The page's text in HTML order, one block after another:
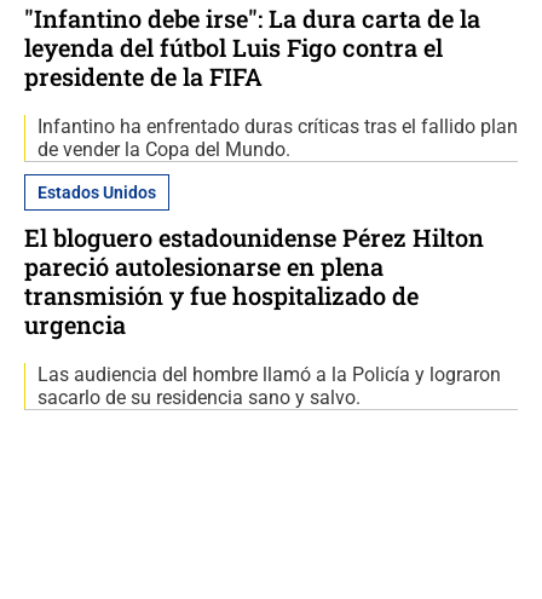
"Infantino debe irse": La dura carta de la
leyenda del fútbol Luis Figo contra el
presidente de la FIFA
Infantino ha enfrentado duras críticas tras el fallido plan
de vender la Copa del Mundo.
Estados Unidos
El bloguero estadounidense Pérez Hilton
pareció autolesionarse en plena
transmisión y fue hospitalizado de
urgencia
Las audiencia del hombre llamó a la Policía y lograron
sacarlo de su residencia sano y salvo.